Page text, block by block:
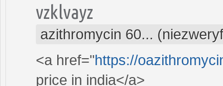
vzklvayz
azithromycin 60...
<a href="https://
price in india</a>